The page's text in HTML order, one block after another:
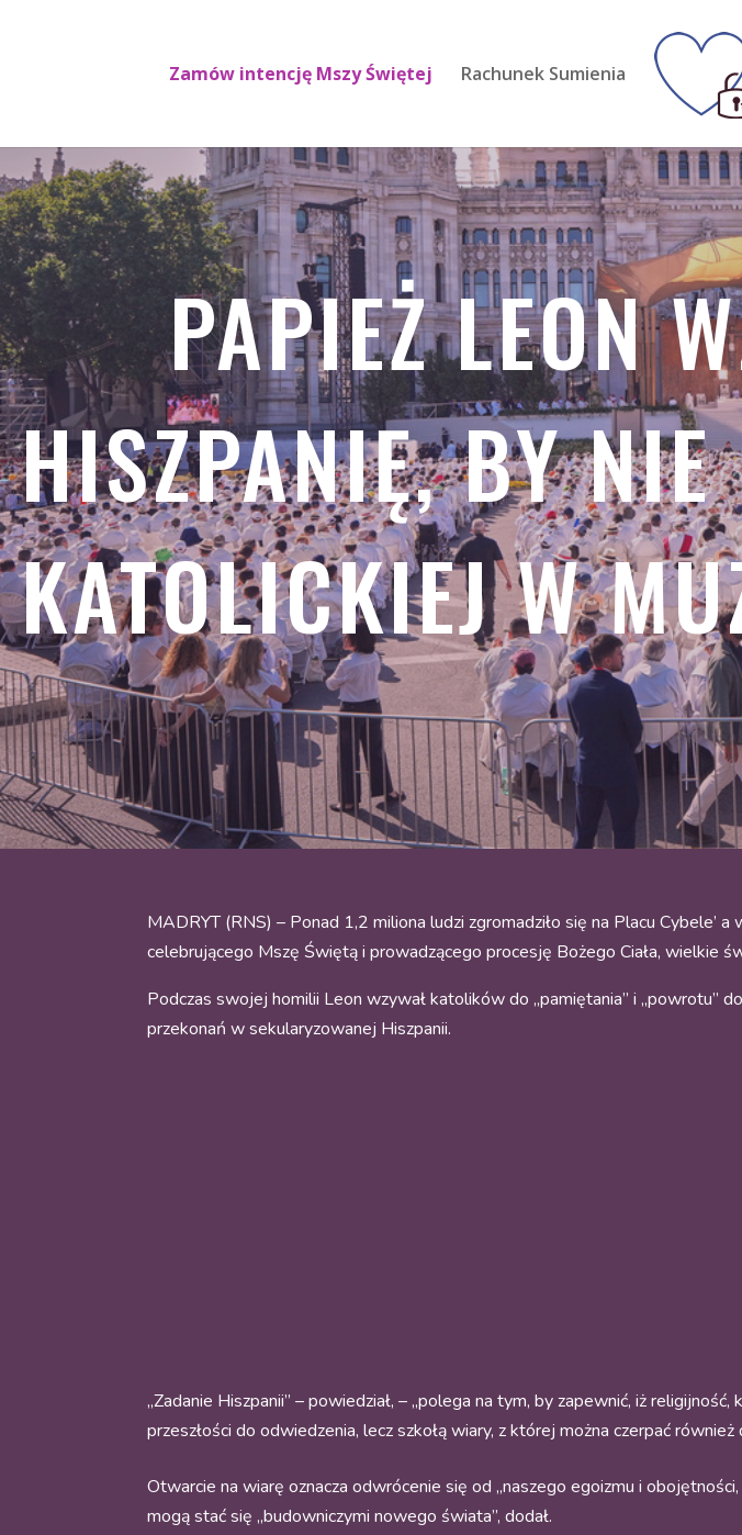
Zamów intencję Mszy Świętej Rachunek Sumienia
PAPIEŻ LEON
HISZPANIĘ, BY
KATOLICKIEJ W
MADRYT (RNS) – Ponad 1,2 miliona ludzi zgromadziło się na Placu Cybele’
celebrującego Mszę Świętą i prowadzącego procesję Bożego Ciała, wielkie
Podczas swojej homilii Leon wzywał katolików do „pamiętania” i
przekonań w sekularyzowanej Hiszpanii.
„Zadanie Hiszpanii” – powiedział, – „polega na tym, by zapewnić, iż
przeszłości do odwiedzenia, lecz szkołą wiary, z której można czerpać również
Otwarcie na wiarę oznacza odwrócenie się od „naszego egoizmu i
mogą stać się „budowniczymi nowego świata”, dodał.